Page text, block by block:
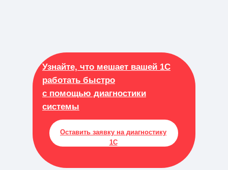
Узнайте, что мешает вашей 1С
работать быстро
с помощью диагностики
системы
Оставить заявку на диагностику
1С